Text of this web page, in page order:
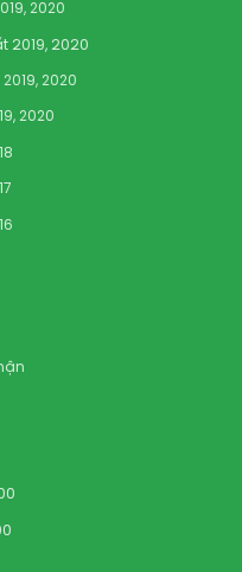
2020
2019, 2020
2020
2020